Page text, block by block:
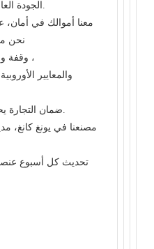
الجودة العالية وأفضل خدمة هي ثقافتنا وحياتنا.
خدمة OEM و ODM وقفة واحدة مخصصة ،
ضمان التجارة يحصل على الحماية الكاملة لأوامرك.
تحديث كل أسبوع